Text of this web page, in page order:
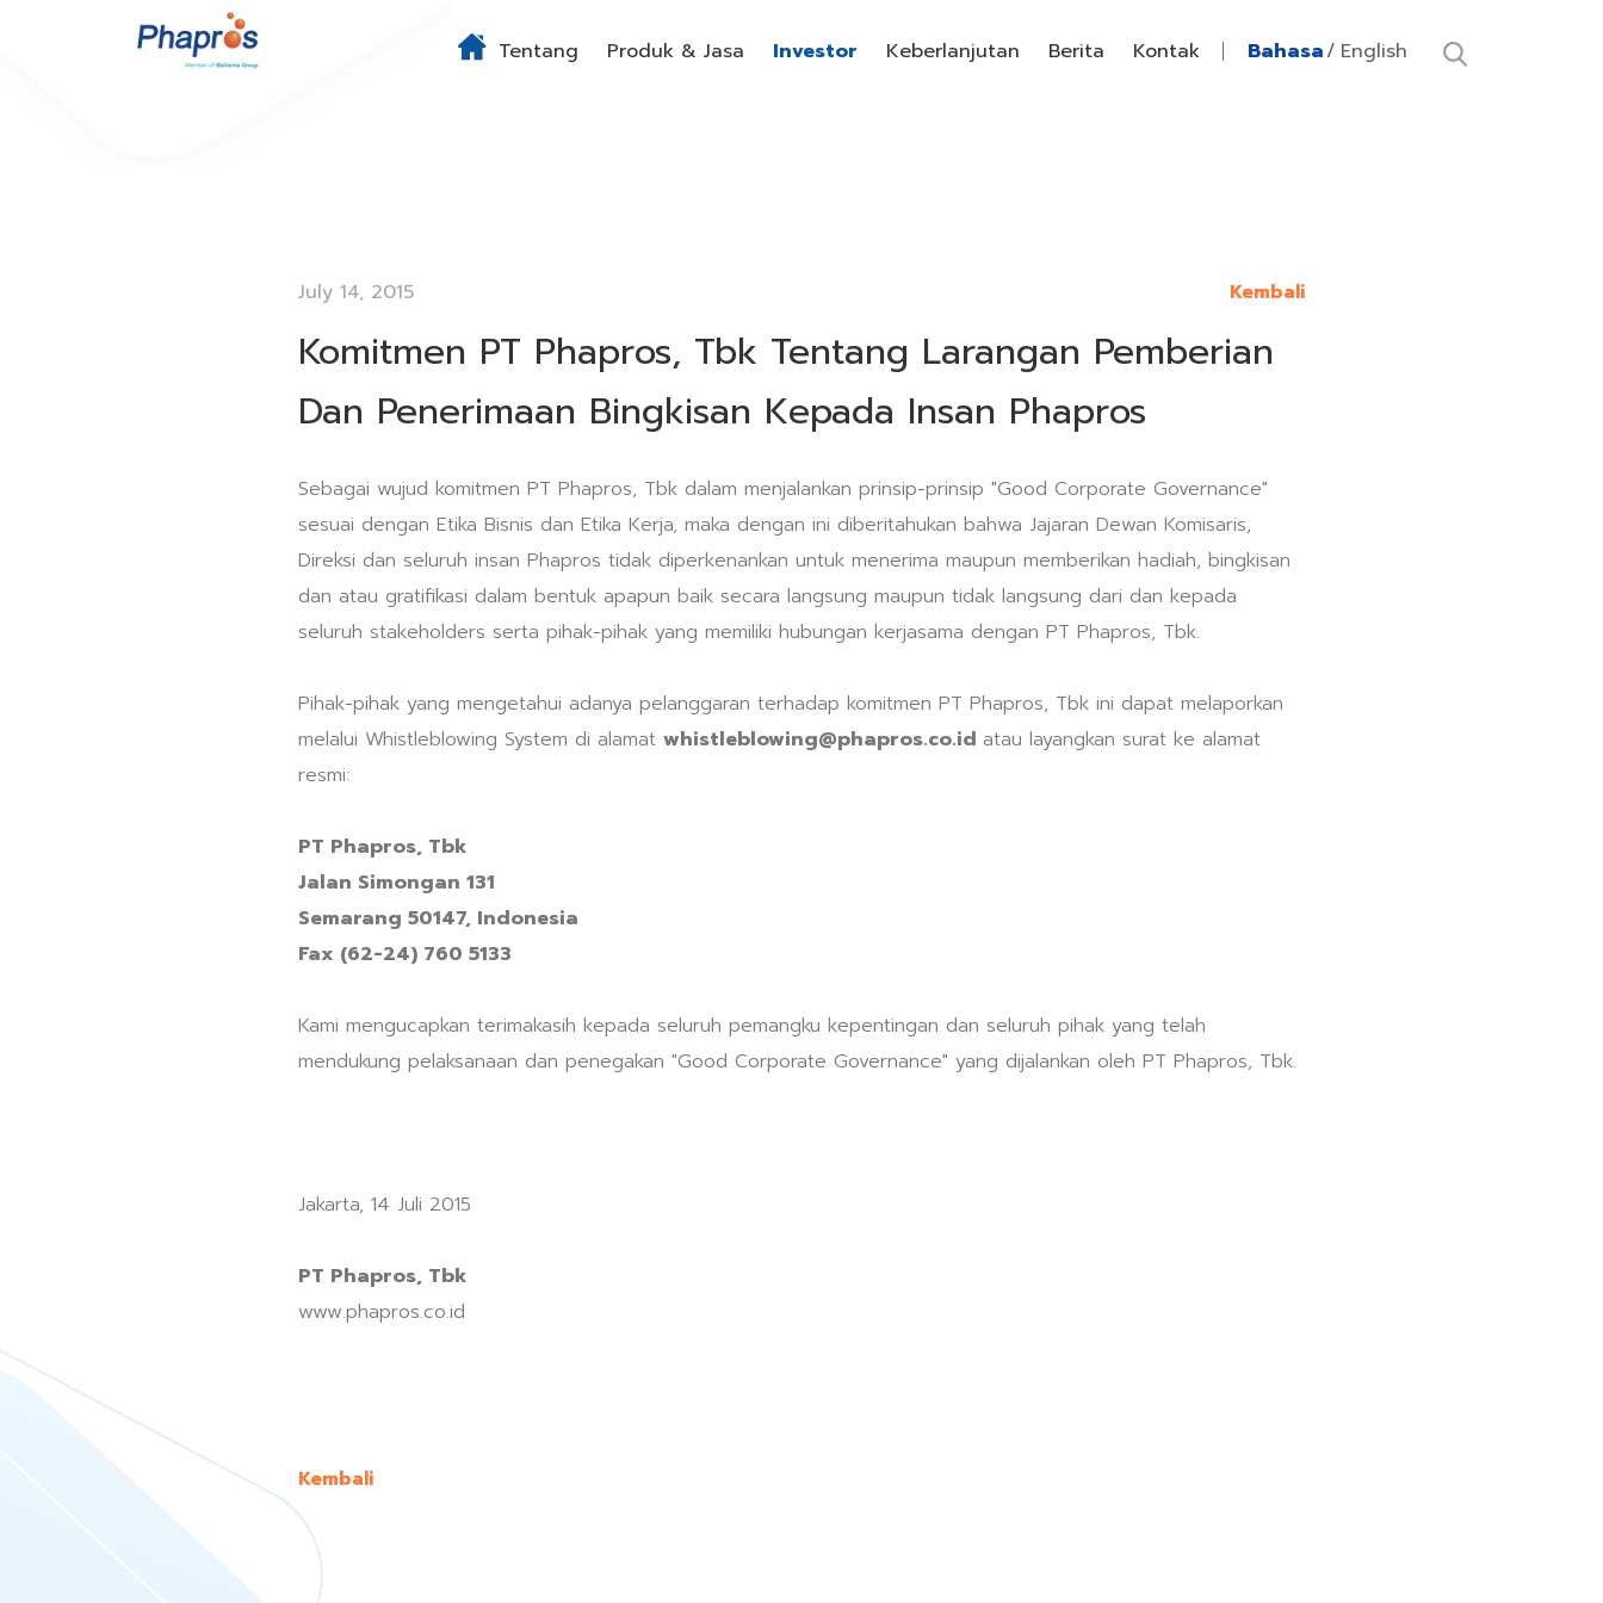
Tentang Produk & Jasa Investor Keberlanjutan Berita Kontak Bahasa English
July 14, 2015 Kembali
Komitmen PT Phapros, Tbk Tentang Larangan Pemberian
Dan Penerimaan Bingkisan Kepada Insan Phapros
Sebagai wujud komitmen PT Phapros, Tbk dalam menjalankan prinsip-prinsip "Good Corporate Governance"
sesuai dengan Etika Bisnis dan Etika Kerja, maka dengan ini diberitahukan bahwa Jajaran Dewan Komisaris,
Direksi dan seluruh insan Phapros tidak diperkenankan untuk menerima maupun memberikan hadiah, bingkisan
dan atau gratifikasi dalam bentuk apapun baik secara langsung maupun tidak langsung dari dan kepada
seluruh stakeholders serta pihak-pihak yang memiliki hubungan kerjasama dengan PT Phapros, Tbk.
Pihak-pihak yang mengetahui adanya pelanggaran terhadap komitmen PT Phapros, Tbk ini dapat melaporkan
melalui Whistleblowing System di alamat whistleblowing@phapros.co.id atau layangkan surat ke alamat
resmi:
PT Phapros, Tbk
Jalan Simongan 131
Semarang 50147, Indonesia
Fax (62-24) 760 5133
Kami mengucapkan terimakasih kepada seluruh pemangku kepentingan dan seluruh pihak yang telah
mendukung pelaksanaan dan penegakan "Good Corporate Governance" yang dijalankan oleh PT Phapros, Tbk.
Jakarta, 14 Juli 2015
PT Phapros, Tbk
www.phapros.co.id
Kembali